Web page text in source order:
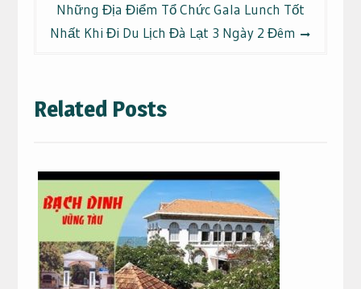
Những Địa Điểm Tổ Chức Gala Lunch Tốt
Nhất Khi Đi Du Lịch Đà Lạt 3 Ngày 2 Đêm
Related Posts